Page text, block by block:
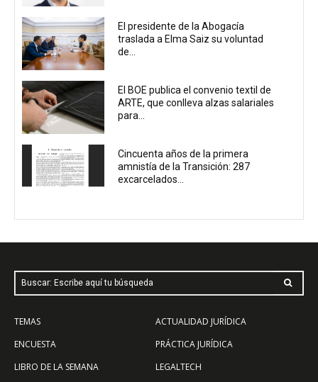
El presidente de la Abogacía
traslada a Elma Saiz su voluntad
de...
El BOE publica el convenio textil de
ARTE, que conlleva alzas salariales
para...
Cincuenta años de la primera
amnistía de la Transición: 287
excarcelados...
Buscar: Escribe aquí tu búsqueda
TEMAS
ENCUESTA
LIBRO DE LA SEMANA
ACTUALIDAD JURÍDICA
PRÁCTICA JURÍDICA
LEGALTECH